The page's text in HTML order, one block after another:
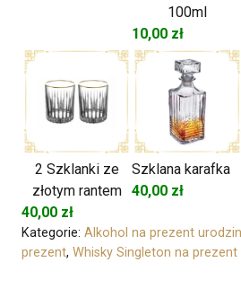
100ml
10,00 zł
2 Szklanki ze
złotym rantem
40,00 zł
Szklana karafka
40,00 zł
Kategorie: Alkohol na prezent
prezent, Whisky Singleton na prezent